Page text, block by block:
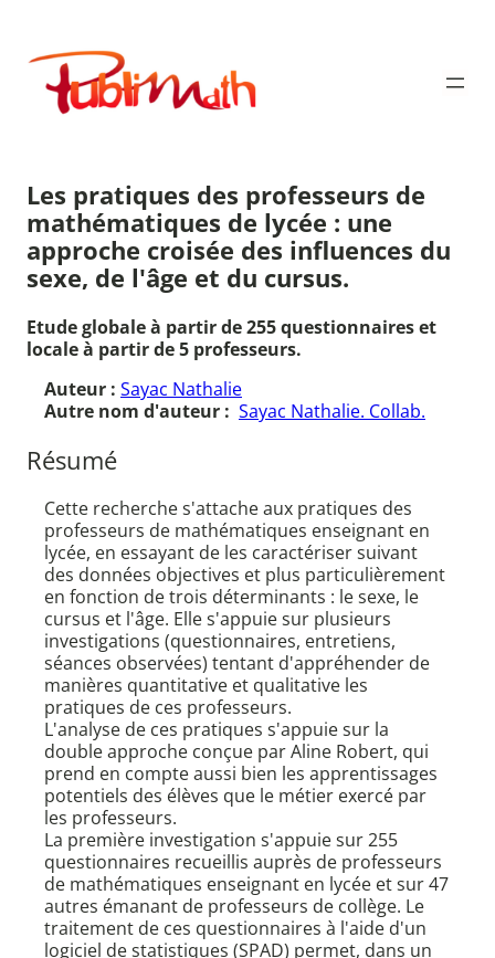
contenu
Publimath
Les pratiques des professeurs de
mathématiques de lycée : une
approche croisée des influences du
sexe, de l'âge et du cursus.
Etude globale à partir de 255 questionnaires et
locale à partir de 5 professeurs.
Auteur : Sayac Nathalie
Autre nom d'auteur : Sayac Nathalie. Collab.
Résumé
Cette recherche s'attache aux pratiques des
professeurs de mathématiques enseignant en
lycée, en essayant de les caractériser suivant
des données objectives et plus particulièrement
en fonction de trois déterminants : le sexe, le
cursus et l'âge. Elle s'appuie sur plusieurs
investigations (questionnaires, entretiens,
séances observées) tentant d'appréhender de
manières quantitative et qualitative les
pratiques de ces professeurs.
L'analyse de ces pratiques s'appuie sur la
double approche conçue par Aline Robert, qui
prend en compte aussi bien les apprentissages
potentiels des élèves que le métier exercé par
les professeurs.
La première investigation s'appuie sur 255
questionnaires recueillis auprès de professeurs
de mathématiques enseignant en lycée et sur 47
autres émanant de professeurs de collège. Le
traitement de ces questionnaires à l'aide d'un
logiciel de statistiques (SPAD) permet, dans un